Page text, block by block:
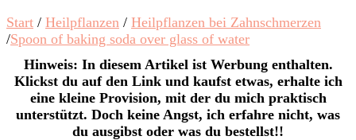
Start / Heilpflanzen / Heilpflanzen bei Zahnschmerzen
/Spoon of baking soda over glass of water
Hinweis: In diesem Artikel ist Werbung enthalten.
Klickst du auf den Link und kaufst etwas, erhalte ich
eine kleine Provision, mit der du mich praktisch
unterstützt. Doch keine Angst, ich erfahre nicht, was
du ausgibst oder was du bestellst!!